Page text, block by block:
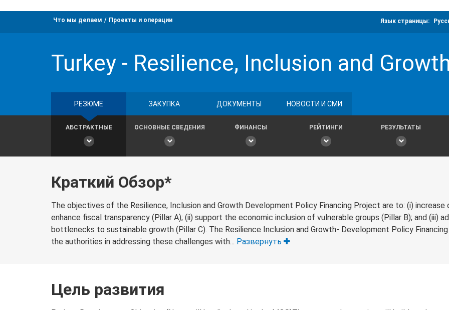
Что мы делаем Проекты и операции Язык страницы:
Turkey - Resilience, Inclusion and
РЕЗЮМЕ ЗАКУПКА ДОКУМЕНТЫ НОВОСТИ И СМИ
АБСТРАКТНЫЕ ОСНОВНЫЕ СВЕДЕНИЯ ФИНАНСЫ РЕЙТИНГИ РЕЗУЛЬТАТЫ
Краткий Обзор*
The objectives of the Resilience, Inclusion and Growth Development Policy Financing Project are to: (i) increase
enhance fiscal transparency (Pillar A); (ii) support the economic inclusion of vulnerable groups (Pillar B); and (iii)
bottlenecks to sustainable growth (Pillar C). The Resilience Inclusion and Growth- Development Policy
the authorities in addressing these challenges with... Развернуть
Цель развития